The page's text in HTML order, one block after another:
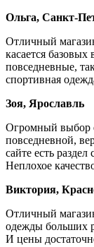
Ольга, Санкт-
Отличный
касается
повседневные,
спортивная
Зоя, Ярославль
Огромный выбор
повседневной,
сайте есть
Неплохое
Виктория,
Отличный
одежды больших
И цены